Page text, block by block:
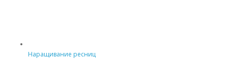
Наращивание ресниц